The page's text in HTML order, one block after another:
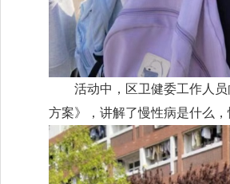
活动中，区卫健委工作人
方案》，讲解了慢性病是什么